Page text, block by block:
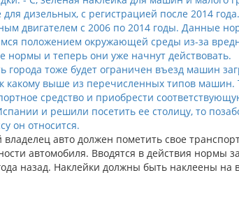
авто должен пометить свое
автомобиля. Вводятся в действия нормы
назад. Наклейки должны быть наклеены на